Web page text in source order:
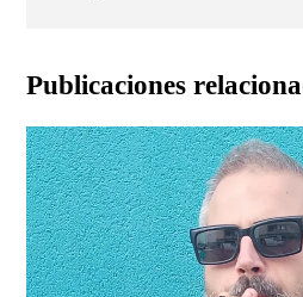
Publicaciones